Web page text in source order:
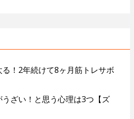
！2年続けて8ヶ月筋トレサボ
ざい！と思う心理は3つ【ズ